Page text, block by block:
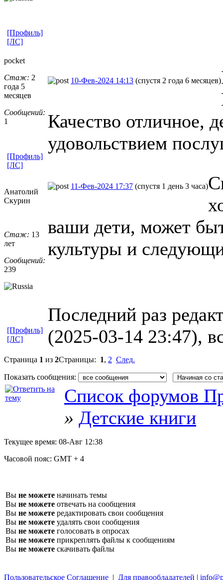
[Профиль]
[ЛС]
pocket
Стаж: 2
года 5
месяцев
Сообщений:
1
10-Фев-2024 14:13 (спустя 2 года 6 месяцев)
Качество отличное,
удовольствием
[Профиль]
[ЛС]
Анатолий
Скурин
Стаж: 13
лет
Сообщений:
239
11-Фев-2024 17:37 (спустя 1 день 3 часа)
ваши дети, может
культуры и
Последний раз
(2025-03-14 23:47),
[Профиль]
[ЛС]
Страница 1 из 2Страницы: 1, 2 След.
Показать сообщения:
Список форумов
» Детские книги
Текущее время: 08-Авг 12:38
Часовой пояс: GMT + 4
Вы не можете начинать темы
Вы не можете отвечать на сообщения
Вы не можете редактировать свои сообщения
Вы не можете удалять свои сообщения
Вы не можете голосовать в опросах
Вы не можете прикреплять файлы к сообщениям
Вы не можете скачивать файлы
Пользовательское Соглашение | Для правообладателей |